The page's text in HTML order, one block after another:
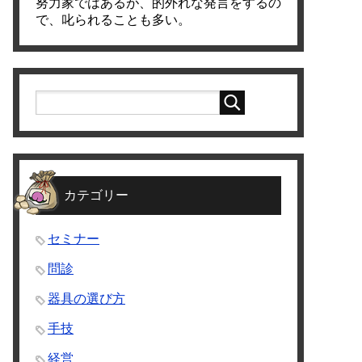
で、叱られることも多い。
カテゴリー
セミナー
問診
器具の選び方
手技
経営